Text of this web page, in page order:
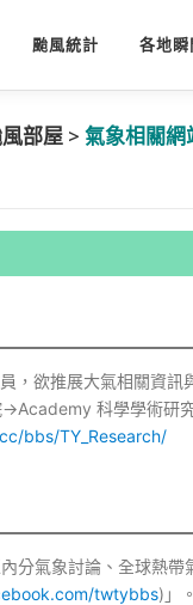
颱風統計 各地
部屋 > 氣象相關網
，欲推展大氣相關資訊
→Academy 科學學術研
bbs/TY_Research/
分氣象討論、全球熱帶
twtybbs)」